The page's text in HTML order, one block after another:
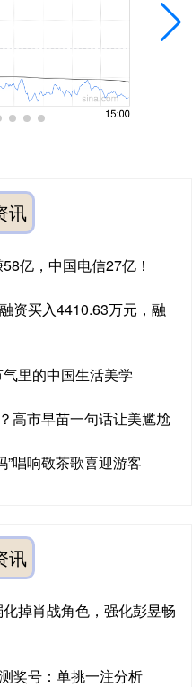
讯
亿，中国电信27亿！
资买入4410.63万元，融
里的中国生活美学
高市早苗一句话让美尴尬
”唱响敬茶歌喜迎游客
讯
掉肖战角色，强化彭昱畅
奖号：单挑一注分析